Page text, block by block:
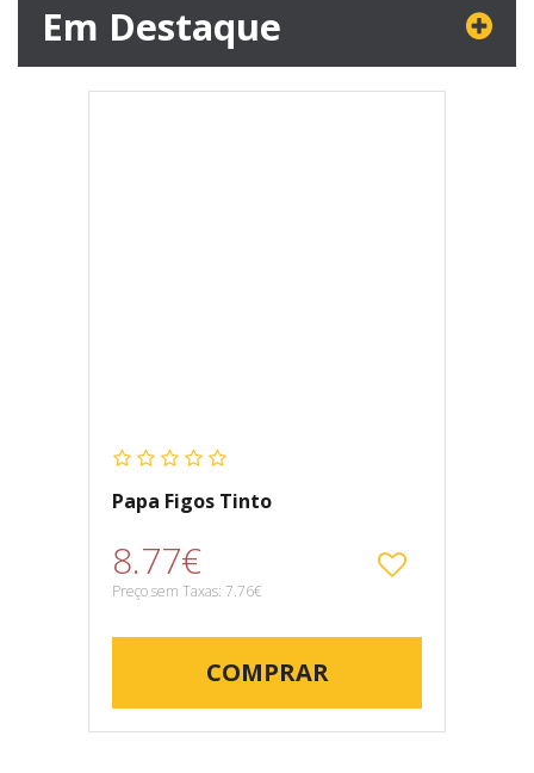
Em Destaque
Papa Figos Tinto
8.77€
Preço sem Taxas: 7.76€
COMPRAR